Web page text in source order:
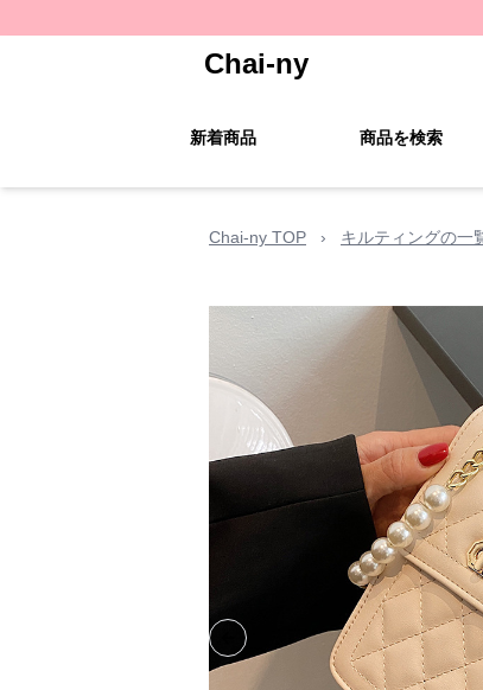
Chai-ny
新着商品 商品を検索
Chai-ny TOP › キルティングの一
Previous slide